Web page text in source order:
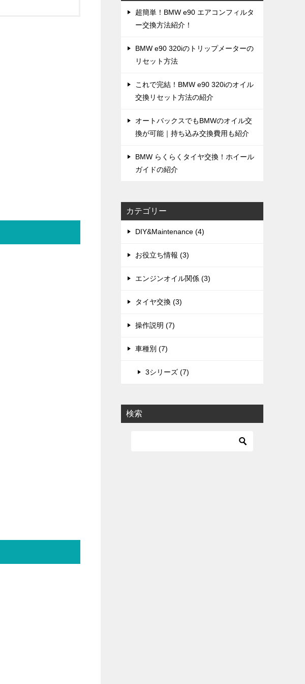
超簡単！BMW e90 エアコンフィルタ
ー交換方法紹介！
BMW e90 320iのトリップメーターの
リセット方法
これで完結！BMW e90 320iのオイル
交換リセット方法の紹介
オートバックスでもBMWのオイル交
換が可能｜持ち込み交換費用も紹介
BMW らくらくタイヤ交換！ホイール
ガイドの紹介
カテゴリー
DIY&Maintenance (4)
お役立ち情報 (3)
エンジンオイル関係 (3)
タイヤ交換 (3)
操作説明 (7)
車種別 (7)
3シリーズ (7)
検索